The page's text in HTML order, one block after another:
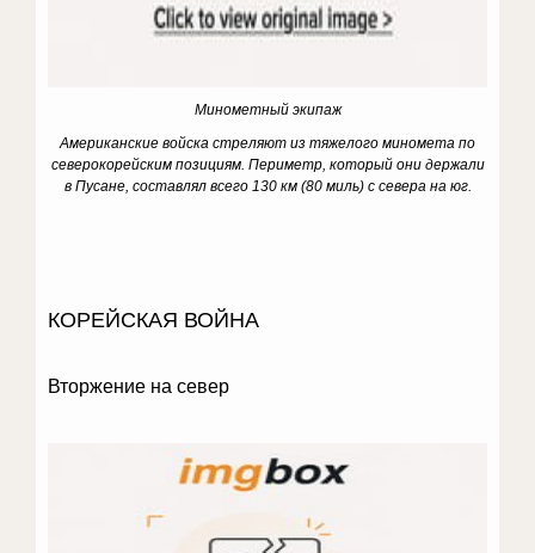
Минометный экипаж
Американские войска стреляют из тяжелого миномета по
северокорейским позициям. Периметр, который они держали
в Пусане, составлял всего 130 км (80 миль) с севера на юг.
КОРЕЙСКАЯ ВОЙНА
Вторжение на север